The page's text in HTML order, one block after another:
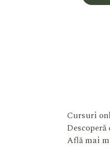
Cursuri
Află mai